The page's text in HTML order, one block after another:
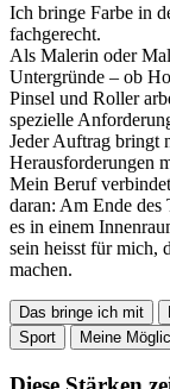
Ich bringe Farbe in
fachgerecht.
Als Malerin oder
Untergründe – ob
Pinsel und Roller
spezielle
Jeder Auftrag bringt
Herausforderungen
Mein Beruf
daran: Am Ende des
es in einem
sein heisst für mich,
machen.
Das bringe ich mit
Sport
Meine